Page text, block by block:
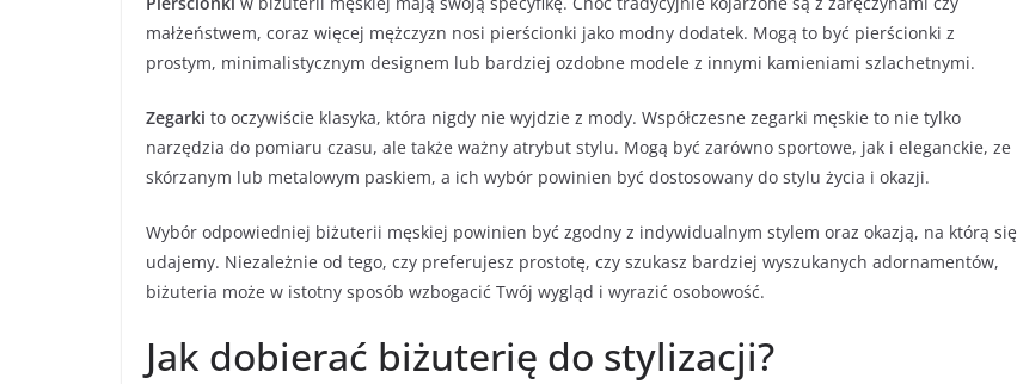
małżeństwem, coraz więcej mężczyzn nosi pierścionki jako modny dodatek. Mogą to być pierścionki z
prostym, minimalistycznym designem lub bardziej ozdobne modele z innymi kamieniami szlachetnymi.
Zegarki to oczywiście klasyka, która nigdy nie wyjdzie z mody. Współczesne zegarki męskie to nie tylko
narzędzia do pomiaru czasu, ale także ważny atrybut stylu. Mogą być zarówno sportowe, jak i eleganckie, ze
skórzanym lub metalowym paskiem, a ich wybór powinien być dostosowany do stylu życia i okazji.
Wybór odpowiedniej biżuterii męskiej powinien być zgodny z indywidualnym stylem oraz okazją, na którą się
udajemy. Niezależnie od tego, czy preferujesz prostotę, czy szukasz bardziej wyszukanych adornamentów,
biżuteria może w istotny sposób wzbogacić Twój wygląd i wyrazić osobowość.
Jak dobierać biżuterię do stylizacji?